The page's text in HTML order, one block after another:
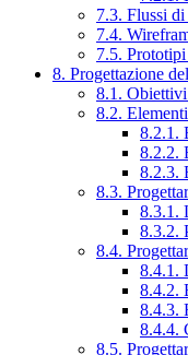
7.3. Flussi
7.4.
7.5.
8. Progettazione
8.1. Obiettivi
8.2.
8.2.1.
8.2.2.
8.2.3.
8.3.
8.3.1.
8.3.2.
8.4.
8.4.1.
8.4.2.
8.4.3.
8.4.4.
8.5.